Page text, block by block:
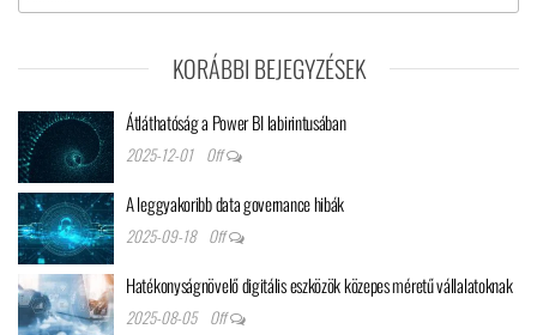
KORÁBBI BEJEGYZÉSEK
Átláthatóság a Power BI labirintusában
2025-12-01 Off
A leggyakoribb data governance hibák
2025-09-18 Off
Hatékonyságnövelő digitális eszközök közepes méretű vállalatoknak
2025-08-05 Off